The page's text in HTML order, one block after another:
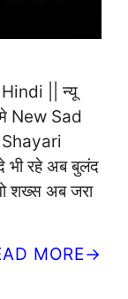
|| न्यू
New Sad
Shayari
भी रहे अब बुलंद
शख्स अब जरा
MORE